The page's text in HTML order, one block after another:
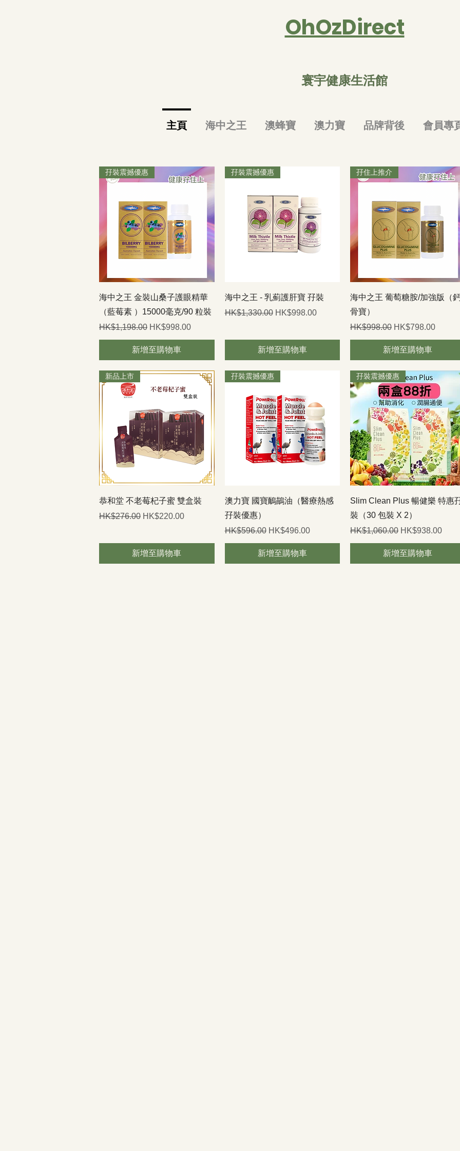
OhOzDirect
寰宇健康生活館
主頁 海中之王 澳蜂寶 澳力寶 品牌背後 會員專
快速瀏覽
孖裝震撼優惠
海中之王 金裝山桑子護眼精華
（藍莓素 ）15000毫克/90 粒裝
一般價格
HK$1,198.00 促銷價格
HK$998.00
新增至購物車
快速瀏覽
孖裝震撼優惠
海中之王 - 乳薊護肝寶 孖裝
一般價格
HK$1,330.00 促銷價格
HK$998.00
新增至購物車
快速瀏覽
孖住上推介
海中之王 葡萄糖胺/加強版（
骨寶）
一般價格
HK$998.00 促銷價格
HK$798.00
新增至購物車
快速瀏覽
新品上市
恭和堂 不老莓杞子蜜 雙盒裝
一般價格
HK$276.00 促銷價格
HK$220.00
新增至購物車
快速瀏覽
孖裝震撼優惠
澳力寶 國寶鴯鶓油（醫療熱感
孖裝優惠）
一般價格
HK$596.00 促銷價格
HK$496.00
新增至購物車
快速瀏覽
孖裝震撼優惠
Slim Clean Plus 暢健樂 特惠
裝（30 包裝 X 2）
一般價格
HK$1,060.00 促銷價格
HK$938.00
新增至購物車